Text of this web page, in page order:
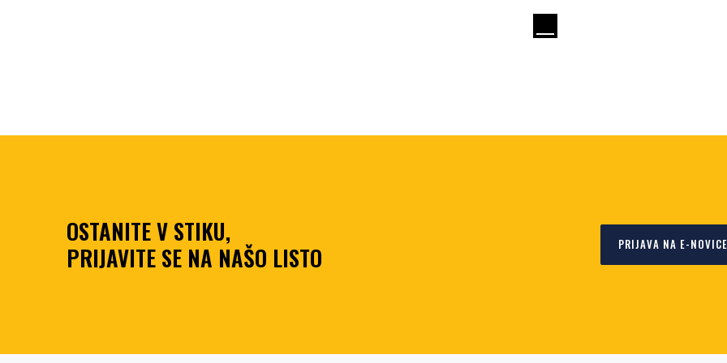
OSTANITE V STIKU,
PRIJAVITE SE NA NAŠO LISTO
PRIJAVA NA E-NOVICE